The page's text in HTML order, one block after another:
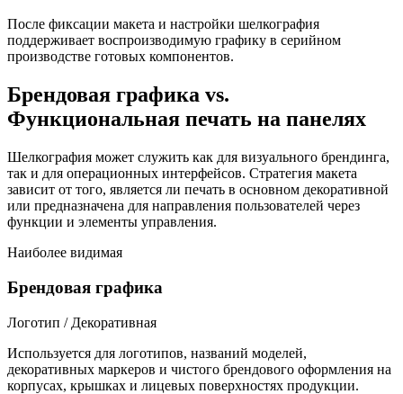
После фиксации макета и настройки шелкография
поддерживает воспроизводимую графику в серийном
производстве готовых компонентов.
Брендовая графика vs.
Функциональная печать на панелях
Шелкография может служить как для визуального брендинга,
так и для операционных интерфейсов. Стратегия макета
зависит от того, является ли печать в основном декоративной
или предназначена для направления пользователей через
функции и элементы управления.
Наиболее видимая
Брендовая графика
Логотип / Декоративная
Используется для логотипов, названий моделей,
декоративных маркеров и чистого брендового оформления на
корпусах, крышках и лицевых поверхностях продукции.